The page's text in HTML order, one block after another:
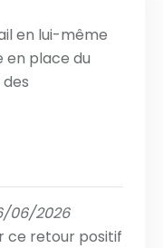
en lui-même
en place du
06/2026
ce retour positif